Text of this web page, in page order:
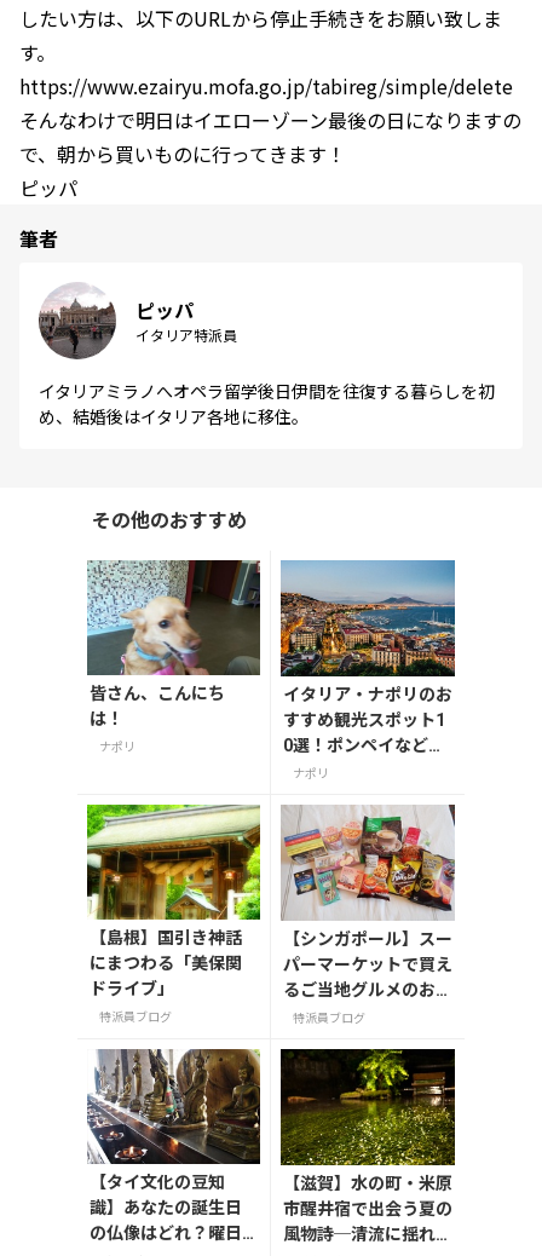
したい方は、以下のURLから停止手続きをお願い致しま
す。
https://www.ezairyu.mofa.go.jp/tabireg/simple/delete
そんなわけで明日はイエローゾーン最後の日になりますの
で、朝から買いものに行ってきます！
ピッパ
筆者
ピッパ
イタリア特派員
イタリアミラノへオペラ留学後日伊間を往復する暮らしを初
め、結婚後はイタリア各地に移住。
その他のおすすめ
皆さん、こんにち
は！
ナポリ
イタリア・ナポリのお
すすめ観光スポット1
0選！ポンペイなど見
どころを紹介
ナポリ
【島根】国引き神話
にまつわる「美保関
ドライブ」
特派員ブログ
【シンガポール】スー
パーマーケットで買え
るご当地グルメのお土
産
特派員ブログ
【タイ文化の豆知
識】あなたの誕生日
の仏像はどれ？曜日
【滋賀】水の町・米原
市醒井宿で出会う夏の
風物詩─清流に揺れる